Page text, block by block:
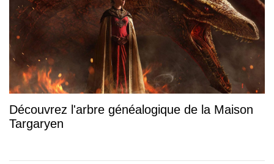
Découvrez l'arbre généalogique de la Maison
Targaryen